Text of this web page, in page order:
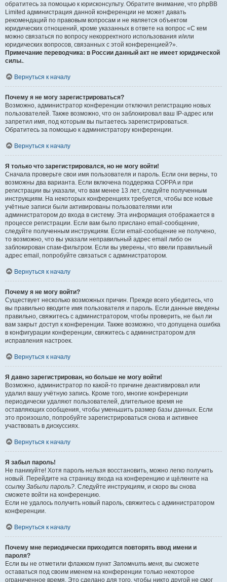
обратитесь за помощью к юрисконсульту. Обратите внимание, что phpBB
Limited администрация данной конференции не может давать
рекомендаций по правовым вопросам и не является объектом
юридических отношений, кроме указанных в ответе на вопрос «С кем
можно связаться по вопросу некорректного использования и/или
юридических вопросов, связанных с этой конференцией?».
Примечание переводчика: в России данный акт не имеет юридической
силы..
Вернуться к началу
Почему я не могу зарегистрироваться?
Возможно, администратор конференции отключил регистрацию новых
пользователей. Также возможно, что он заблокировал ваш IP-адрес или
запретил имя, под которым вы пытаетесь зарегистрироваться.
Обратитесь за помощью к администратору конференции.
Вернуться к началу
Я только что зарегистрировался, но не могу войти!
Сначала проверьте свои имя пользователя и пароль. Если они верны, то
возможны два варианта. Если включена поддержка COPPA и при
регистрации вы указали, что вам менее 13 лет, следуйте полученным
инструкциям. На некоторых конференциях требуется, чтобы все новые
учётные записи были активированы пользователями или
администратором до входа в систему. Эта информация отображается в
процессе регистрации. Если вам было прислано email-сообщение,
следуйте полученным инструкциям. Если email-сообщение не получено,
то возможно, что вы указали неправильный адрес email либо он
заблокирован спам-фильтром. Если вы уверены, что ввели правильный
адрес email, попробуйте связаться с администратором.
Вернуться к началу
Почему я не могу войти?
Существует несколько возможных причин. Прежде всего убедитесь, что
вы правильно вводите имя пользователя и пароль. Если данные введены
правильно, свяжитесь с администратором, чтобы проверить, не был ли
вам закрыт доступ к конференции. Также возможно, что допущена ошибка
в конфигурации конференции, свяжитесь с администратором для
исправления настроек.
Вернуться к началу
Я давно зарегистрирован, но больше не могу войти!
Возможно, администратор по какой-то причине деактивировал или
удалил вашу учётную запись. Кроме того, многие конференции
периодически удаляют пользователей, длительное время не
оставляющих сообщения, чтобы уменьшить размер базы данных. Если
это произошло, попробуйте зарегистрироваться снова и активнее
участвовать в дискуссиях.
Вернуться к началу
Я забыл пароль!
Не паникуйте! Хотя пароль нельзя восстановить, можно легко получить
новый. Перейдите на страницу входа на конференцию и щёлкните на
ссылку Забыли пароль?. Следуйте инструкциям, и скоро вы снова
сможете войти на конференцию.
Если не удалось получить новый пароль, свяжитесь с администратором
конференции.
Вернуться к началу
Почему мне периодически приходится повторять ввод имени и
пароля?
Если вы не отметили флажком пункт Запомнить меня, вы сможете
оставаться под своим именем на конференции только некоторое
ограниченное время. Это сделано для того, чтобы никто другой не смог